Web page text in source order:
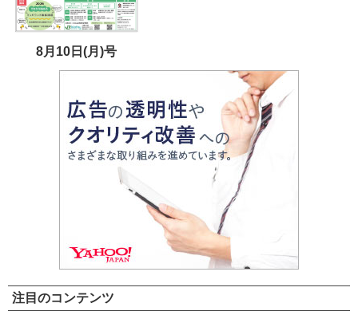
8月10日(月)号
注目のコンテンツ